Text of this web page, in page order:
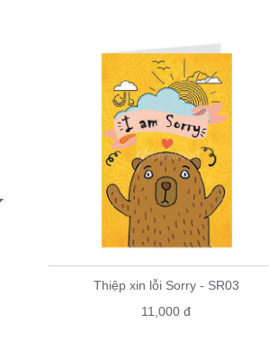
Thiệp xin lỗi Sorry - SR03
11,000 đ